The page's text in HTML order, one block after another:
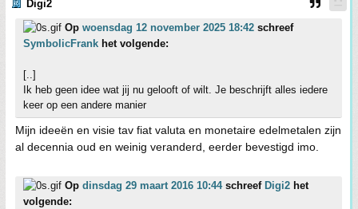
Digi2
Op woensdag 12 november 2025 18:42 schreef
SymbolicFrank het volgende:
[..]
Ik heb geen idee wat jij nu gelooft of wilt. Je beschrijft alles iedere
keer op een andere manier
Mijn ideeën en visie tav fiat valuta en monetaire edelmetalen zijn
al decennia oud en weinig veranderd, eerder bevestigd imo.
Op dinsdag 29 maart 2016 10:44schreef Digi2 het
volgende: